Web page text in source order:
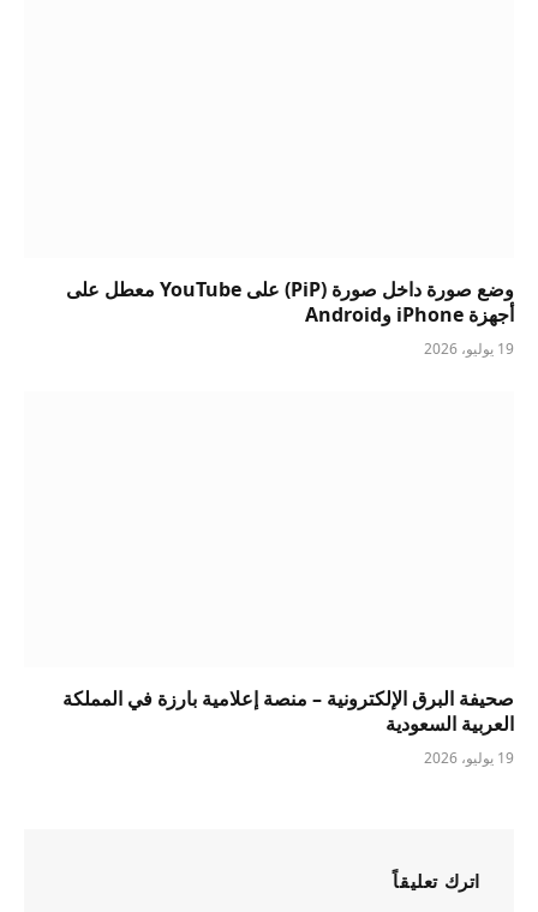
وضع صورة داخل صورة (PiP) على YouTube معطل على
أجهزة iPhone وAndroid
19 يوليو، 2026
صحيفة البرق الإلكترونية – منصة إعلامية بارزة في المملكة
العربية السعودية
19 يوليو، 2026
اترك تعليقاً